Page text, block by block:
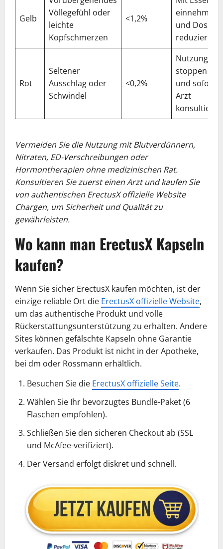
Gelb
Völlegefühl oder
leichte
Kopfschmerzen
<1,2%
einnehmen
und Dosis
reduzieren
Rot
Seltener
Ausschlag oder
Schwindel
<0,2%
Nutzung
stoppen
und sofort
Arzt
konsultieren
Vermeiden Sie die Nutzung mit Blutverdünnern,
Nitraten, ED-Verschreibungen oder
Hormontherapien ohne medizinischen Rat.
Konsultieren Sie zuerst einen Arzt und kaufen Sie
von authentischen ErectusX offizielle Website
Chargen, um Sicherheit und Qualität zu
gewährleisten.
Wo kann man ErectusX Kapseln
kaufen?
Wenn Sie sicher ErectusX kaufen möchten, ist der
einzige reliable Ort die ErectusX offizielle Website,
um das authentische Produkt und volle
Rückerstattungsunterstützung zu erhalten. Andere
Sites können gefälschte Kapseln ohne Garantie
verkaufen. Das Produkt ist nicht in der Apotheke,
bei dm oder Rossmann erhältlich.
Besuchen Sie die ErectusX offizielle Seite.
Wählen Sie Ihr bevorzugtes Bundle-Paket (6
Flaschen empfohlen).
Schließen Sie den sicheren Checkout ab (SSL
und McAfee-verifiziert).
Der Versand erfolgt diskret und schnell.